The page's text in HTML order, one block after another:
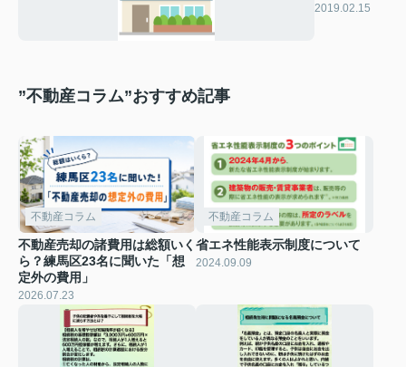
て③
2019.02.15
”不動産コラム”おすすめ記事
不動産コラム
不動産売却の諸費用は総額いく
ら？練馬区23名に聞いた「想
定外の費用」
2026.07.23
不動産コラム
省エネ性能表示制度について
2024.09.09